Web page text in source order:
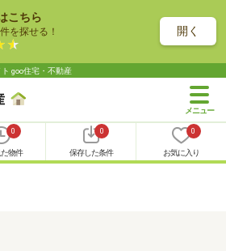
こちら
を探せる！ 開く
goo住宅・不動産
0
物件
0
保存した条件
0
お気に入り